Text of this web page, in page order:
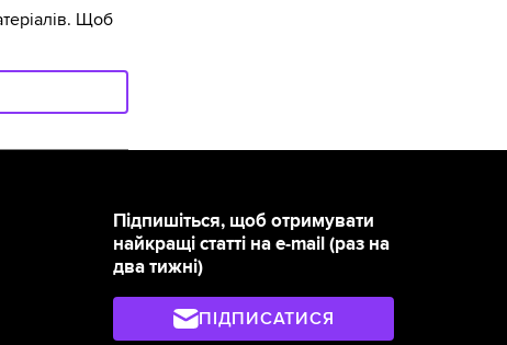
Щоб
Підпишіться, щоб отримувати
найкращі статті на e-mail (раз на
два тижні)
ПІДПИСАТИСЯ